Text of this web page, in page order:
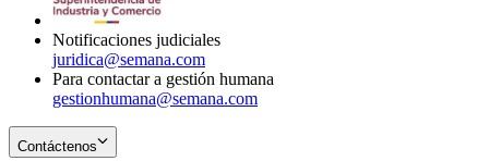
Notificaciones judiciales
juridica@semana.com
Para contactar a gestión humana
gestionhumana@semana.com
Contáctenos